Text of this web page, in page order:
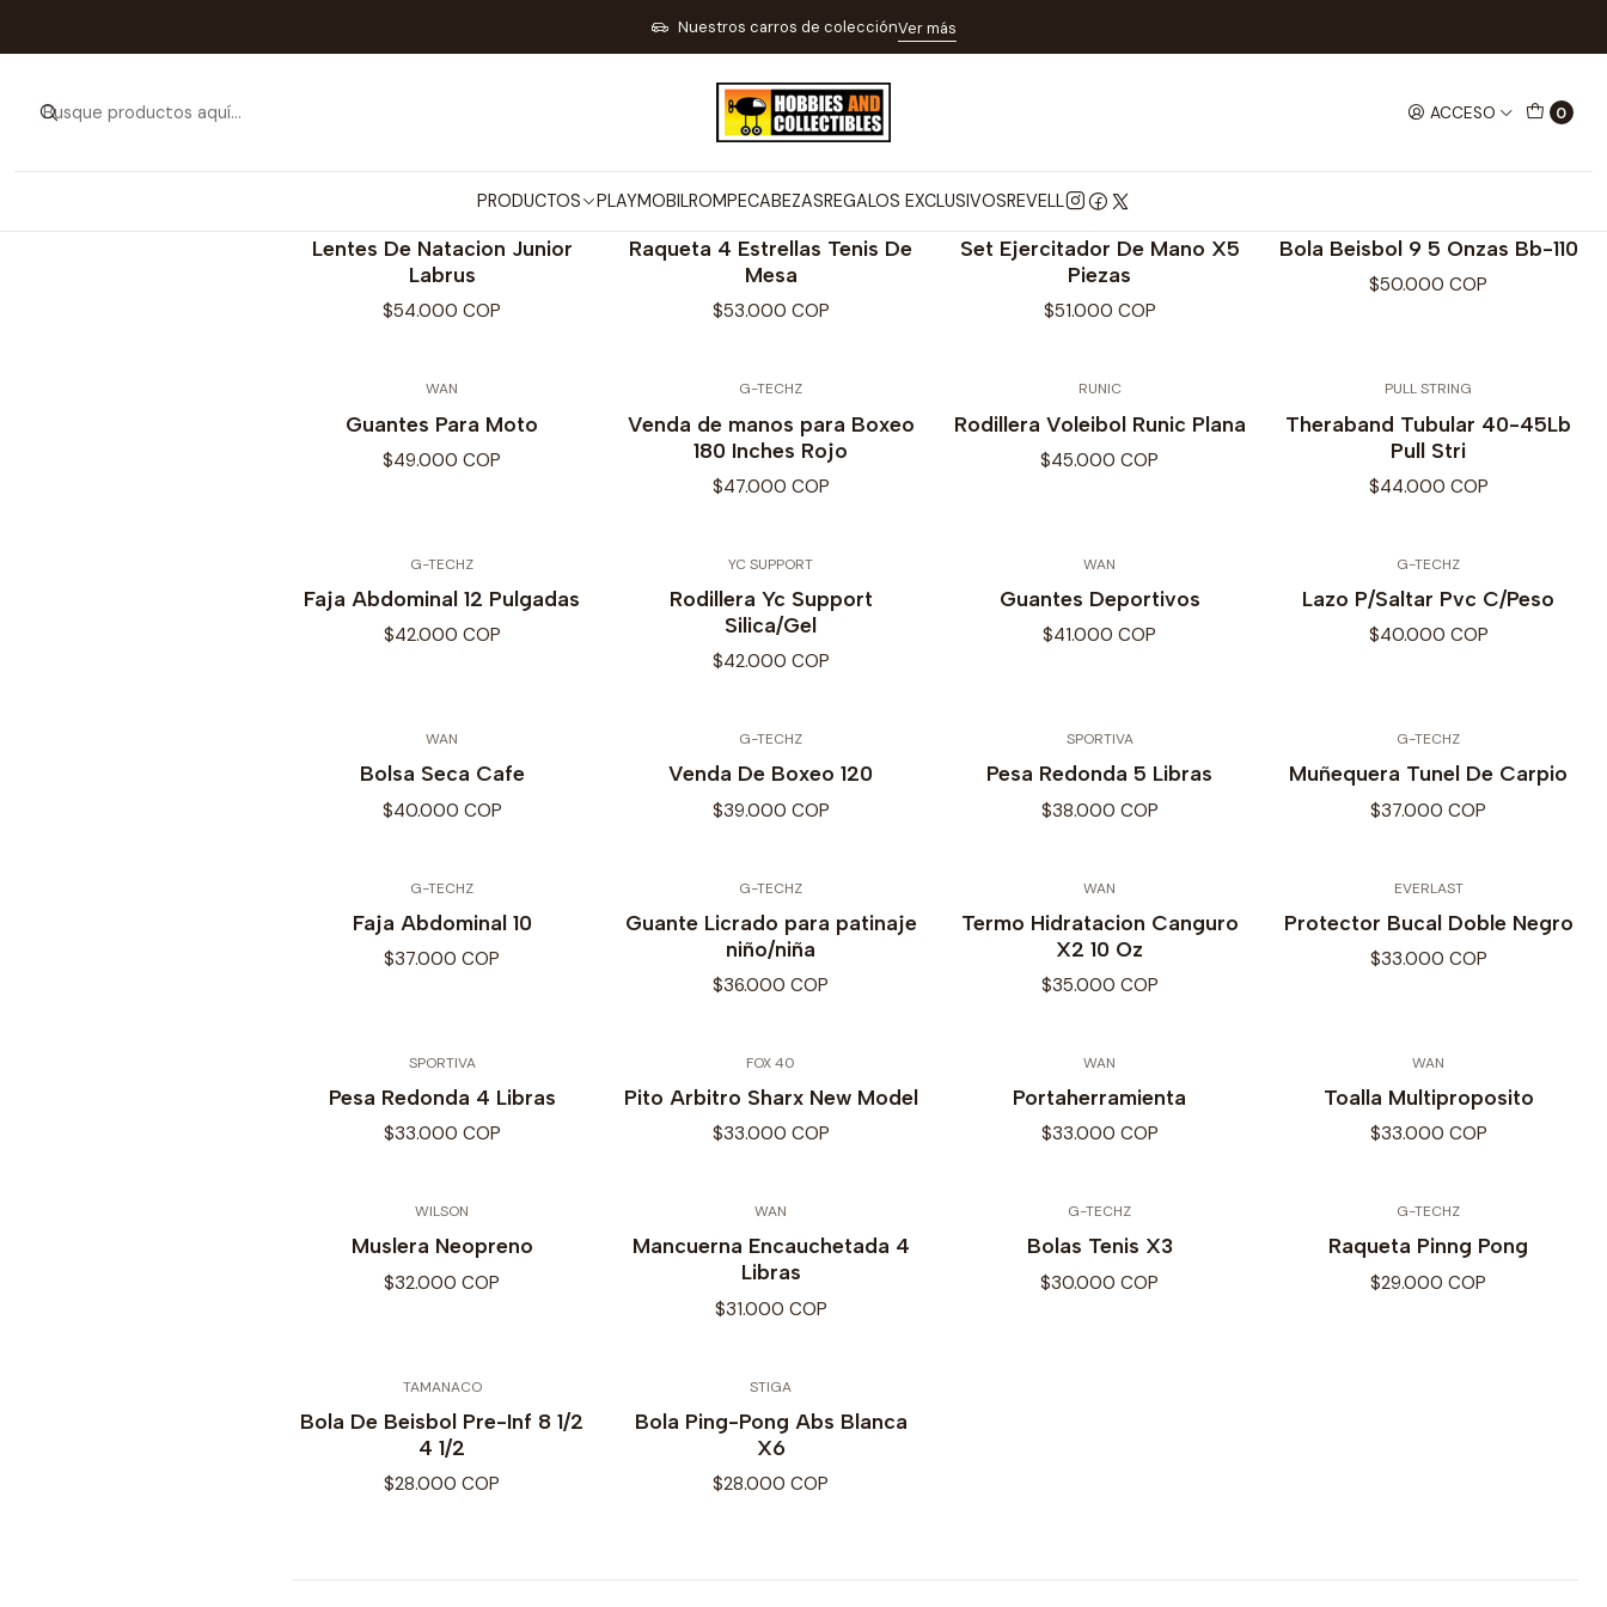
ACCESO 0
PRODUCTOS PLAYMOBILROMPECABEZASREGALOS EXCLUSIVOSREVELL
Nuestros carros de colecciónVer más
ARTÍCULOS PARA DEPORTES Y OUTDOOR ARTÍCULOS PARA DEPORTES Y GIMNASIO
ARTÍCULOS PARA DEPORTES Y GIMNASIO
Lentes De Natacion Junior
Labrus
$54.000 COP
Raqueta 4 Estrellas Tenis De
Mesa
$53.000 COP
WAN
Set Ejercitador De Mano X5
Piezas
$51.000 COP
Bola Beisbol 9 5 Onzas Bb-110
$50.000 COP
WAN
Guantes Para Moto
$49.000 COP
G-TECHZ
Venda de manos para Boxeo
180 Inches Rojo
$47.000 COP
RUNIC
Rodillera Voleibol Runic Plana
$45.000 COP
PULL STRING
Theraband Tubular 40-45Lb
Pull Stri
$44.000 COP
G-TECHZ
Faja Abdominal 12 Pulgadas
$42.000 COP
YC SUPPORT
Rodillera Yc Support
Silica/Gel
$42.000 COP
WAN
Guantes Deportivos
$41.000 COP
G-TECHZ
Lazo P/Saltar Pvc C/Peso
$40.000 COP
WAN
Bolsa Seca Cafe
$40.000 COP
G-TECHZ
Venda De Boxeo 120
$39.000 COP
SPORTIVA
Pesa Redonda 5 Libras
$38.000 COP
G-TECHZ
Muñequera Tunel De Carpio
$37.000 COP
G-TECHZ
Faja Abdominal 10
$37.000 COP
G-TECHZ
Guante Licrado para patinaje
niño/niña
$36.000 COP
WAN
Termo Hidratacion Canguro
X2 10 Oz
$35.000 COP
EVERLAST
Protector Bucal Doble Negro
$33.000 COP
SPORTIVA
Pesa Redonda 4 Libras
$33.000 COP
FOX 40
Pito Arbitro Sharx New Model
$33.000 COP
WAN
Portaherramienta
$33.000 COP
WAN
Toalla Multiproposito
$33.000 COP
WILSON
Muslera Neopreno
$32.000 COP
WAN
Mancuerna Encauchetada 4
Libras
$31.000 COP
G-TECHZ
Bolas Tenis X3
$30.000 COP
G-TECHZ
Raqueta Pinng Pong
$29.000 COP
TAMANACO
Bola De Beisbol Pre-Inf 8 1/2
4 1/2
$28.000 COP
STIGA
Bola Ping-Pong Abs Blanca
X6
$28.000 COP